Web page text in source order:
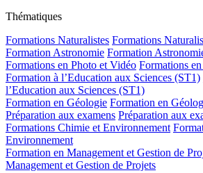
Thématiques
Formations Naturalistes Formations
Formation Astronomie Formation
Formations en Photo et Vidéo Formations
Formation à l’Education aux Sciences (ST1)
l’Education aux Sciences (ST1)
Formation en Géologie Formation en
Préparation aux examens Préparation aux
Formations Chimie et Environnement
Environnement
Formation en Management et Gestion de
Management et Gestion de Projets